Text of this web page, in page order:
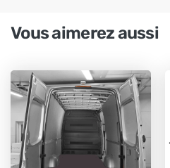
Vous aimerez aussi